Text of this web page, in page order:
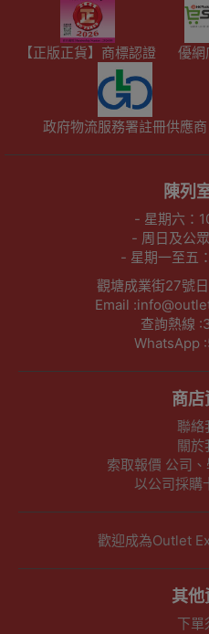
【正版正貨】商標認證 優網
政府物流服務署註冊供應商
陳列
- 星期六：
- 周日及公
- 星期一至五
觀塘成業街27號
Email
查詢熱線
WhatsApp
商
聯絡
關於
索取報價 公司
以公司採購
歡迎成為Outlet
其
下單